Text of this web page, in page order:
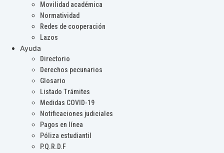
Movilidad académica
Normatividad
Redes de cooperación
Lazos
Ayuda
Directorio
Derechos pecunarios
Glosario
Listado Trámites
Medidas COVID-19
Notificaciones judiciales
Pagos en línea
Póliza estudiantil
P.Q.R.D.F